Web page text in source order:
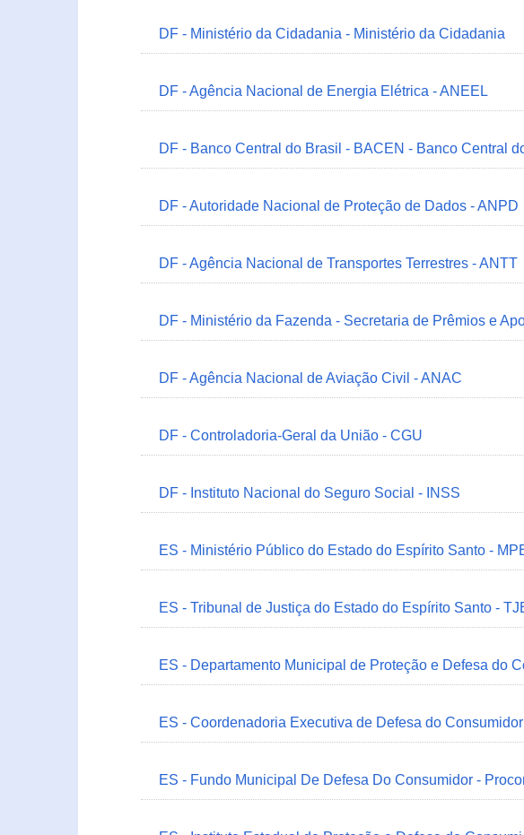
DF - Ministério da Cidadania - Ministério da Cidadania
DF - Agência Nacional de Energia Elétrica - ANEEL
DF - Banco Central do Brasil - BACEN - Banco Central
DF - Autoridade Nacional de Proteção de Dados - ANPD
DF - Agência Nacional de Transportes Terrestres - ANTT
DF - Ministério da Fazenda - Secretaria de Prêmios e
DF - Agência Nacional de Aviação Civil - ANAC
DF - Controladoria-Geral da União - CGU
DF - Instituto Nacional do Seguro Social - INSS
ES - Ministério Público do Estado do Espírito Santo -
ES - Tribunal de Justiça do Estado do Espírito Santo -
ES - Departamento Municipal de Proteção e Defesa do
ES - Coordenadoria Executiva de Defesa do
ES - Fundo Municipal De Defesa Do Consumidor -